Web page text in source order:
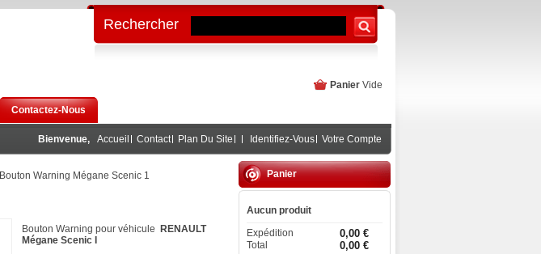
Contactez-Nous
Panier Vide
Bienvenue, Accueil Contact Plan Du Site Identifiez-Vous Votre Compte
Rechercher
Bouton Warning Mégane Scenic 1
Bouton Warning pour véhicule
RENAULT
Mégane Scenic I
Panier
Aucun produit
Expédition
0,00 €
Total 0,00 €